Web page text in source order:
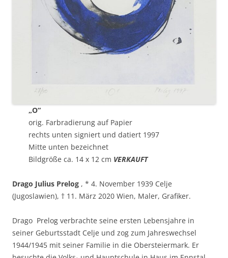
„O“
orig. Farbradierung auf Papier
rechts unten signiert und datiert 1997
Mitte unten bezeichnet
Bildgröße ca. 14 x 12 cm VERKAUFT
Drago Julius Prelog , * 4. November 1939 Celje
(Jugoslawien), † 11. März 2020 Wien, Maler, Grafiker.
Drago Prelog verbrachte seine ersten Lebensjahre in
seiner Geburtsstadt Celje und zog zum Jahreswechsel
1944/1945 mit seiner Familie in die Obersteiermark. Er